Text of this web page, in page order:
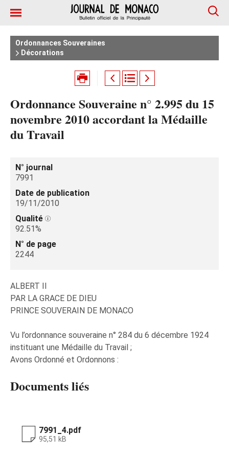
Ordonnances Souveraines
Décorations
Ordonnance Souveraine n° 2.995 du 15
novembre 2010 accordant la Médaille
du Travail
N° journal
7991
Date de publication
19/11/2010
Qualité
92.51%
N° de page
2244
ALBERT II
PAR LA GRACE DE DIEU
PRINCE SOUVERAIN DE MONACO
Vu l’ordonnance souveraine n° 284 du 6 décembre 1924
instituant une Médaille du Travail ;
Avons Ordonné et Ordonnons :
Documents liés
7991_4.pdf
95,51 kB